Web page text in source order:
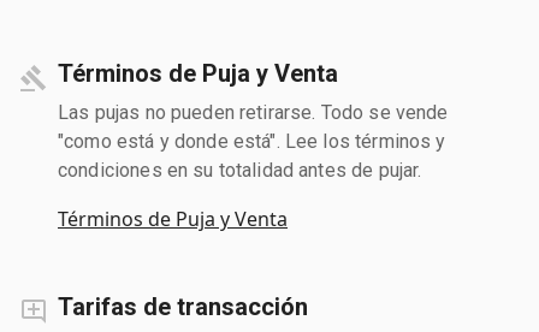
Términos de Puja y Venta
Las pujas no pueden retirarse. Todo se vende
"como está y donde está". Lee los términos y
condiciones en su totalidad antes de pujar.
Términos de Puja y Venta
Tarifas de transacción